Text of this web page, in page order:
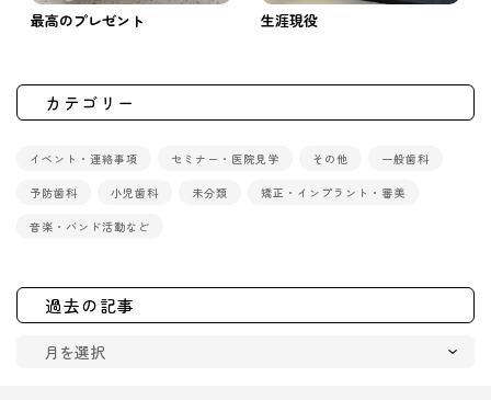
最高のプレゼント 生涯現役
カテゴリー
イベント・連絡事項 セミナー・医院見学 その他 一般歯科
予防歯科 小児歯科 未分類 矯正・インプラント・審美
音楽・バンド活動など
過去の記事